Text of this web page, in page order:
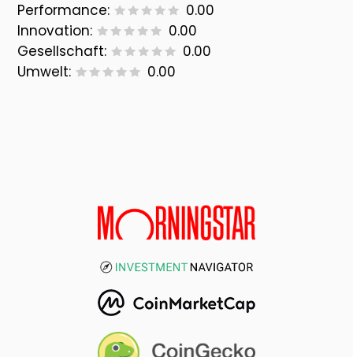
Performance:
0.00
Innovation:
0.00
Gesellschaft:
0.00
Umwelt:
0.00